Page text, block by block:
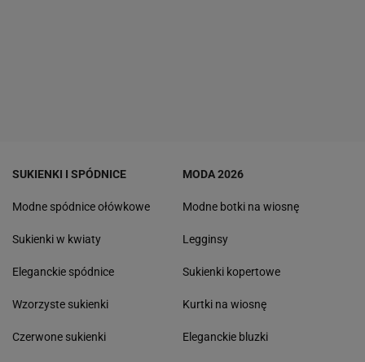
SUKIENKI I SPÓDNICE
Modne spódnice ołówkowe
Sukienki w kwiaty
Eleganckie spódnice
Wzorzyste sukienki
Czerwone sukienki
MODA 2026
Modne botki na wiosnę
Legginsy
Sukienki kopertowe
Kurtki na wiosnę
Eleganckie bluzki